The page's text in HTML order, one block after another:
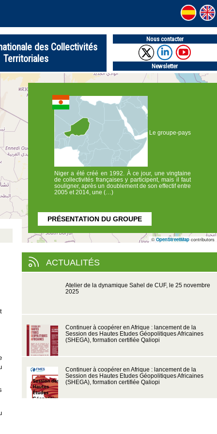
des Collectivités
Territoriales
Nous contacter
Newsletter
Le groupe-pays
Niger a été créé en 1992. À ce jour, une vingtaine
de collectivités françaises y participent, mais il faut
souligner, après un doublement de son effectif entre
2005 et 2014, une (…)
PRÉSENTATION DU GROUPE
©OpenStreetMap contributors
ACTUALITÉS
Atelier de la dynamique Sahel de CUF, le 25 novembre
2025
Continuer à coopérer en Afrique : lancement de la
Session des Hautes Etudes Géopolitiques Africaines
(SHEGA), formation certifiée Qaliopi
Continuer à coopérer en Afrique : lancement de la
Session des Hautes Etudes Géopolitiques Africaines
(SHEGA), formation certifiée Qaliopi